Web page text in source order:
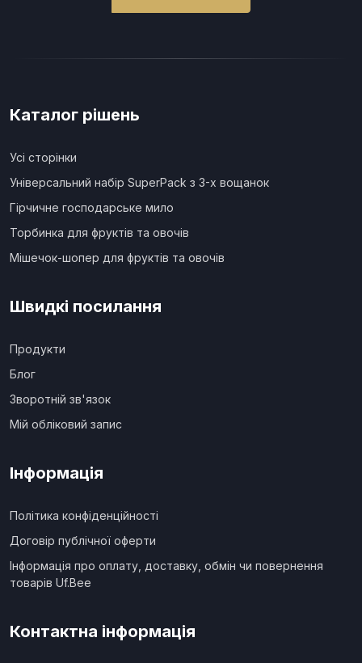
Каталог рішень
Усі сторінки
Універсальний набір SuperPack з 3-х вощанок
Гірчичне господарське мило
Торбинка для фруктів та овочів
Мішечок-шопер для фруктів та овочів
Швидкі посилання
Продукти
Блог
Зворотній зв'язок
Мій обліковий запис
Інформація
Політика конфіденційності
Договір публічної оферти
Інформація про оплату, доставку, обмін чи повернення
товарів Uf.Bee
Контактна інформація